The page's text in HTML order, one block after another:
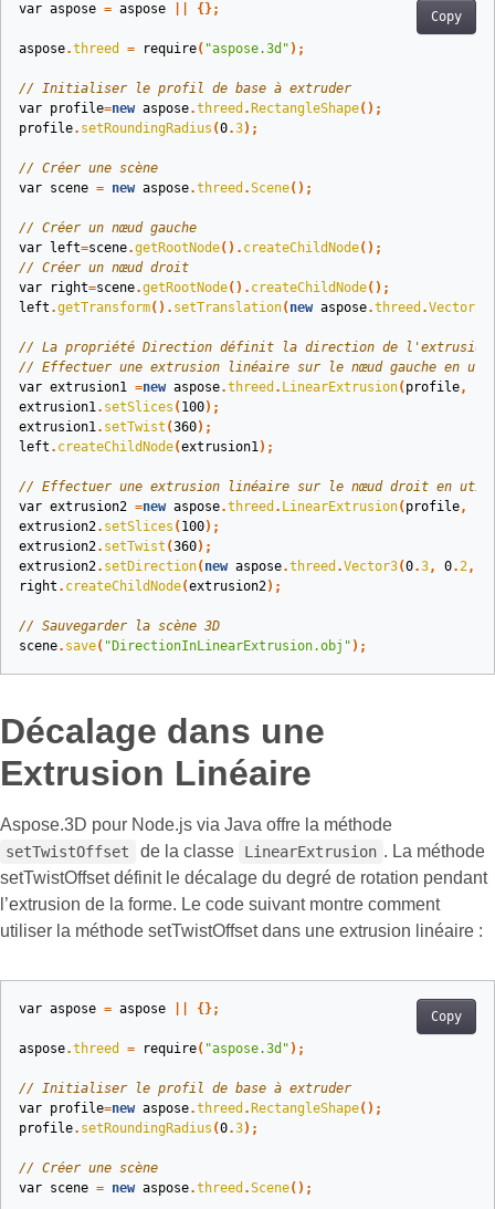
Copy
var aspose = aspose {};
aspose.threed = require( "aspose.3d" );
// Initialiser le profil de base à extruder
var profile=new aspose.threed . RectangleShape();
profile. setRoundingRadius (0.3);
// Créer une scène
var scene = new aspose.threed .Scene();
// Créer un nœud gauche
var
left=scene.getRootNode(). createChildNode();
// Créer un nœud droit
var
right=scene.getRootNode(). createChildNode();
left .getTransform(). setTranslation( new aspose.threed .Vector3
// La propriété Direction définit la direction de
// Effectuer une extrusion linéaire sur le nœud gauche en
var extrusion1 =new aspose.threed . LinearExtrusion( profile,
extrusion1. setSlices ( 100);
extrusion1. setTwist (360);
left . createChildNode(extrusion1);
// Effectuer une extrusion linéaire sur le nœud droit en
var extrusion2 =new aspose.threed . LinearExtrusion( profile,
extrusion2. setSlices ( 100);
extrusion2. setTwist (360);
extrusion2. setDirection( new aspose.threed .Vector3(0.3, 0.2,
right . createChildNode(extrusion2);
// Sauvegarder la scène 3D
scene. save( "DirectionInLinearExtrusion.obj" );
Décalage dans une
Extrusion Linéaire
Aspose.3D pour Node.js via Java offre la méthode
setTwistOffset de la classe LinearExtrusion . La méthode
setTwistOffset définit le décalage du degré de rotation pendant
l’extrusion de la forme. Le code suivant montre comment
utiliser la méthode setTwistOffset dans une extrusion linéaire :
Copy
var aspose = aspose {};
aspose.threed = require( "aspose.3d" );
// Initialiser le profil de base à extruder
var profile=new aspose.threed . RectangleShape();
profile. setRoundingRadius (0.3);
// Créer une scène
var scene = new aspose.threed .Scene();